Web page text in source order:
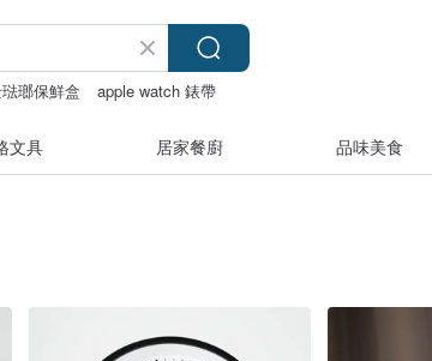
瑯保鮮盒
apple watch 錶帶
文具 居家餐廚 品味美食